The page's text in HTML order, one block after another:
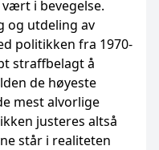
i bevegelse.
og utdeling av
politikken fra 1970-
straffbelagt å
de høyeste
mest alvorlige
justeres altså
står i realiteten